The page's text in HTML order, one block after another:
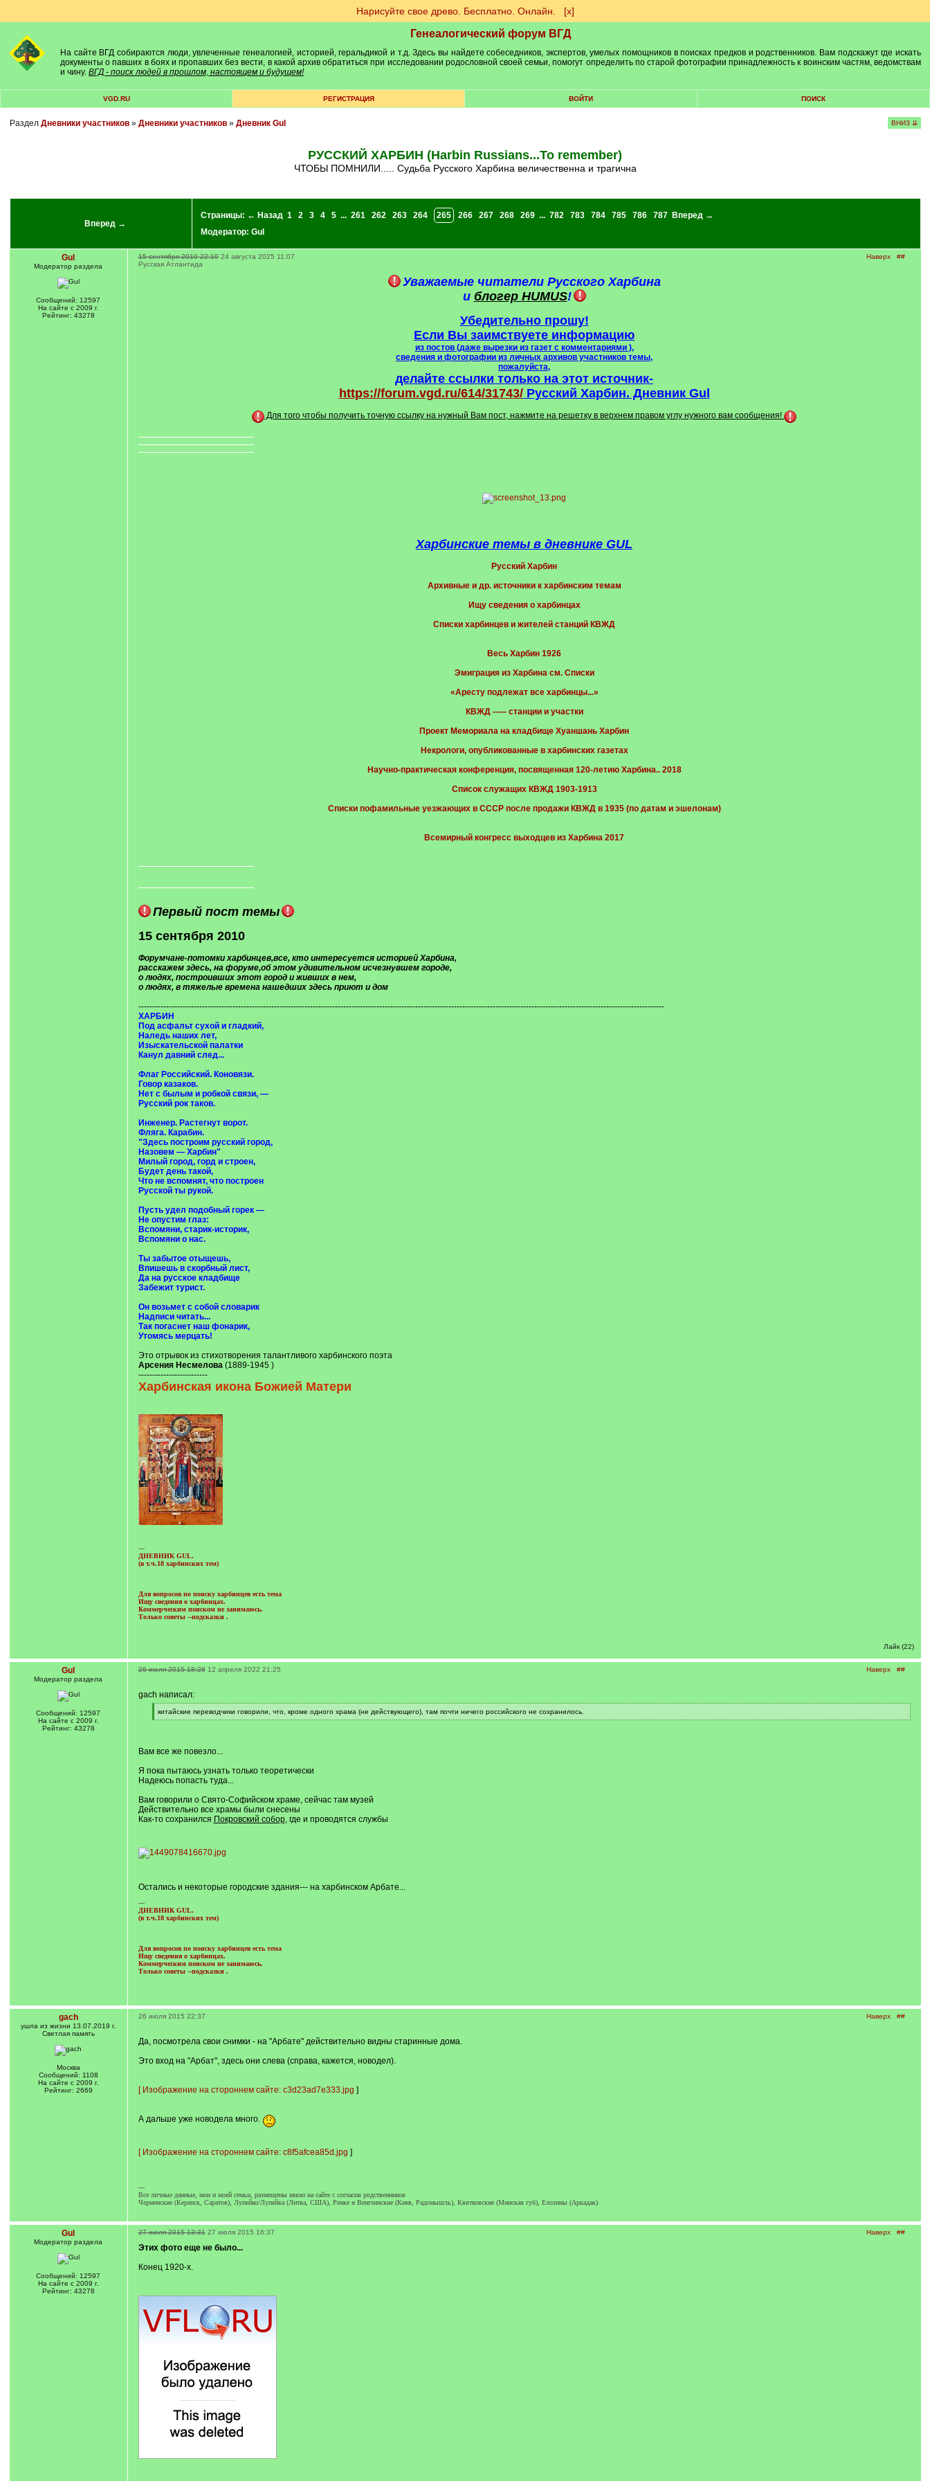
Нарисуйте свое древо. Бесплатно. Онлайн. [х]
Генеалогический форум ВГД
На сайте ВГД собираются люди, увлеченные генеалогией, историей, геральдикой и т.д. Здесь вы найдете собеседников, экспертов, умелых помощников в поисках предков и родственников. Вам подскажут где искать
документы о павших в боях и пропавших без вести, в какой архив обратиться при исследовании родословной своей семьи, помогут определить по старой фотографии принадлежность к воинским частям, ведомствам
и чину. ВГД - поиск людей в прошлом, настоящем и будущем!
VGD.RU РЕГИСТРАЦИЯ ВОЙТИ ПОИСК
Раздел Дневники участников» Дневники участников» Дневник Gul ВНИЗ ⇊
РУССКИЙ ХАРБИН (Harbin Russians...To remember)
ЧТОБЫ ПОМНИЛИ..... Судьба Русского Харбина величественна и трагична
Вперед →
Страницы: ← Назад 1 2 3 4 5 ... 261 262 263 264 265 266 267 268 269 ... 782 783 784 785 786 787
Вперед →
Модератор: Gul
Gul
Модератор раздела
Сообщений: 12597
На сайте с 2009 г.
Рейтинг: 43278
Наверх ##
15 сентября 2010 22:19 24 августа 2025 11:07
Русская Атлантида
Уважаемые читатели Русского Харбина
и блогер HUMUS!
Убедительно прошу!
Если Вы заимствуете информацию
из постов (даже вырезки из газет с комментариями ),
сведения и фотографии из личных архивов участников темы,
пожалуйста,
делайте ссылки только на этот источник-
https://forum.vgd.ru/614/31743/Русский Харбин. Дневник Gul
Для того чтобы получить точную ссылку на нужный Вам пост, нажмите на решетку в верхнем правом углу нужного вам сообщения!
Харбинские темы в дневнике GUL
Русский Харбин
Архивные и др. источники к харбинским темам
Ищу сведения о харбинцах
Cписки харбинцев и жителей станций КВЖД
Весь Харбин 1926
Эмиграция из Харбина см. Списки
«Аресту подлежат все харбинцы...»
КВЖД ----- станции и участки
Проект Мемориала на кладбище Хуаншань Харбин
Некрологи, опубликованные в харбинских газетах
Научно-практическая конференция, посвященная 120-летию Харбина.. 2018
Список служащих КВЖД 1903-1913
Списки пофамильные уезжающих в СССР после продажи КВЖД в 1935 (по датам и эшелонам)
Всемирный конгресс выходцев из Харбина 2017
Первый пост темы
15 сентября 2010
Форумчане-потомки харбинцев,все, кто интересуется историей Харбина,
расскажем здесь, на форуме,об этом удивительном исчезнувшем городе,
о людях, построивших этот город и живших в нем,
о людях, в тяжелые времена нашедших здесь приют и дом
----------------------------------------------------------------------------------------------------------------------------------------------------------------------------------------------
ХАРБИН
Под асфальт сухой и гладкий,
Наледь наших лет,
Изыскательской палатки
Канул давний след...
Флаг Российский. Коновязи.
Говор казаков.
Нет с былым и робкой связи, —
Русский рок таков.
Инженер. Растегнут ворот.
Фляга. Карабин.
"Здесь построим русский город,
Назовем — Харбин"
Милый город, горд и строен,
Будет день такой,
Что не вспомнят, что построен
Русской ты рукой.
Пусть удел подобный горек —
Не опустим глаз:
Вспомяни, старик-историк,
Вспомяни о нас.
Ты забытое отыщешь,
Впишешь в скорбный лист,
Да на русское кладбище
Забежит турист.
Он возьмет с собой словарик
Надписи читать...
Так погаснет наш фонарик,
Утомясь мерцать!
Это отрывок из стихотворения талантливого харбинского поэта
Арсения Несмелова (1889-1945 )
-------------------------
Харбинская икона Божией Матери
---
ДНЕВНИК GUL.
(в т.ч.18 харбинских тем)
Для вопросов по поиску харбинцев есть тема
Ищу сведения о харбинцах.
Коммерческим поиском не занимаюсь.
Только советы --подсказки .
Лайк (22)
Gul
Модератор раздела
Сообщений: 12597
На сайте с 2009 г.
Рейтинг: 43278
Наверх ##
26 июля 2015 18:28 12 апреля 2022 21:25
gach написал:
[
q
китайские переводчики говорили, что, кроме одного храма (не действующего), там почти ничего российского не сохранилось.
[
Вам все же повезло...
Я пока пытаюсь узнать только теоретически
Надеюсь попасть туда...
Вам говорили о Свято-Софийском храме, сейчас там музей
Действительно все храмы были снесены
Как-то сохранился Покровский собор, где и проводятся службы
Остались и некоторые городские здания--- на харбинском Арбате...
---
ДНЕВНИК GUL.
(в т.ч.18 харбинских тем)
Для вопросов по поиску харбинцев есть тема
Ищу сведения о харбинцах.
Коммерческим поиском не занимаюсь.
Только советы --подсказки .
gach
ушла из жизни 13.07.2019 г.
Светлая память
Москва
Сообщений: 1108
На сайте с 2009 г.
Рейтинг: 2669
Наверх ##
26 июля 2015 22:37
Да, посмотрела свои снимки - на "Арбате" действительно видны старинные дома.
Это вход на "Арбат", здесь они слева (справа, кажется, новодел).
[ Изображение на стороннем сайте: c3d23ad7e333.jpg ]
А дальше уже новодела много.
[ Изображение на стороннем сайте: c8f5afcea85d.jpg ]
---
Все личные данные, мои и моей семьи, размещены мною на сайте с согласия родственников
Черменские (Керенск, Саратов), Лупейко/Лупейка (Литва, США), Ренке и Венглинские (Киев, Радомышль), Квятковские (Минская губ), Елозины (Аркадак)
Gul
Модератор раздела
Сообщений: 12597
На сайте с 2009 г.
Рейтинг: 43278
Наверх ##
27 июля 2015 13:31 27 июля 2015 16:37
Этих фото еще не было...
Конец 1920-х.